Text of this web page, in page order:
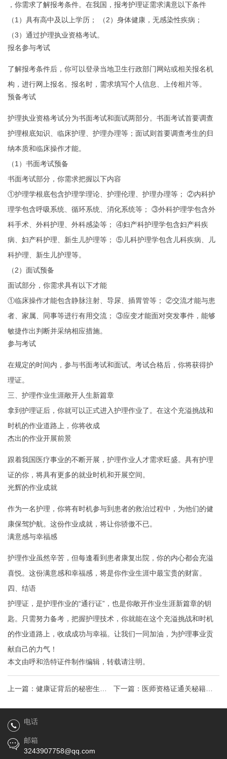
，你需求了解报考条件。在我国，报考护理证需求满意以下条件
（1）具有高中及以上学历； （2）身体健康，无感染性疾病；
（3）通过护理执业资格考试。
报名参与考试
了解报考条件后，你可以登录当地卫生行政部门网站或相关报名机
构，进行网上报名。报名时，需求填写个人信息、上传相片等。
预备考试
护理执业资格考试分为书面考试和面试两部分。书面考试首要调查
护理根底知识、临床护理、护理办理等；面试则首要调查考生的归
纳本质和临床操作才能。
（1）书面考试预备
书面考试部分，你需求把握以下内容
①护理学根底包含护理学理论、护理伦理、护理办理等； ②内科护
理学包含呼吸系统、循环系统、消化系统等； ③外科护理学包含外
科手术、外科护理、外科感染等； ④妇产科护理学包含妇产科疾
病、妇产科护理、新生儿护理等； ⑤儿科护理学包含儿科疾病、儿
科护理、新生儿护理等。
（2）面试预备
面试部分，你需求具有以下才能
①临床操作才能包含静脉注射、导尿、插胃管等； ②交流才能与患
者、家属、同事等进行有用交流； ③应变才能面对突发事件，能够
敏捷作出判断并采纳相应措施。
参与考试
在规定的时间内，参与书面考试和面试。考试合格后，你将获得护
理证。
三、护理作业生涯敞开人生新篇章
拿到护理证后，你就可以正式进入护理作业了。在这个充溢挑战和
时机的作业道路上，你将收成
杰出的作业开展前景
跟着我国医疗事业的不断开展，护理作业人才需求旺盛。具有护理
证的你，将具有更多的就业时机和开展空间。
光辉的作业成就
作为一名护理，你将有时机参与到患者的救治过程中，为他们的健
康保驾护航。这份作业成就，将让你骄傲不已。
满意感与幸福感
护理作业虽然辛苦，但每逢看到患者康复出院，你的内心都会充溢
喜悦。这份满意感和幸福感，将是你作业生涯中最宝贵的财富。
四、结语
护理证，是护理作业的“通行证”，也是你敞开作业生涯新篇章的钥
匙。只需努力备考，把握护理技术，你就能在这个充溢挑战和时机
的作业道路上，收成成功与幸福。让我们一同加油，为护理事业贡
献自己的力气！
本文由呼和浩特证件制作编辑，转载请注明。
上一篇： 健康证背后的秘密生活
必备的健康通行证，应对职场与
生活挑战
下一篇： 医师资格证通关秘籍，
助你迈向医学巅峰之路！
电话
邮箱
3243907758@qq.com